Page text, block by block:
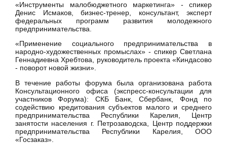
«Инструменты малобюджетного маркетинга» - спикер
Денис Исмаков, бизнес-тренер, консультант, эксперт
федеральных программ развития молодежного
предпринимательства.
«Применение социального предпринимательства в
народно-художественных промыслах» - спикер Светлана
Геннадиевна Хребтова, руководитель проекта «Киндасово
- поворот новой жизни».
В течение работы форума была организована работа
Консультационного офиса (экспресс-консультации для
участников Форума): СКБ Банк, Сбербанк, Фонд по
содействию кредитования субъектов малого и среднего
предпринимательства Республики Карелия, Центр
занятости населения г. Петрозаводска, Центр поддержки
предпринимательства Республики Карелия, ООО
«Госзаказ».